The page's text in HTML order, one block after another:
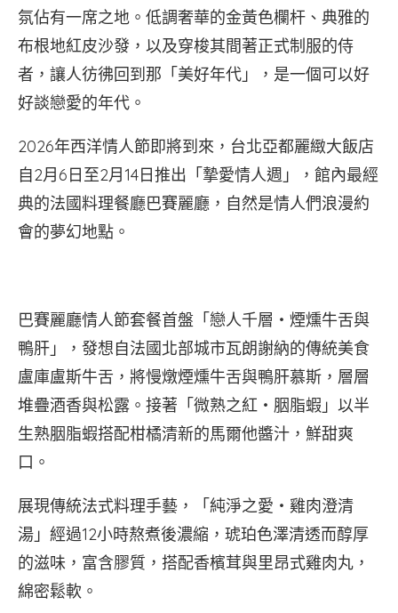
氛佔有一席之地。低調奢華的金黃色欄杆、典雅的
布根地紅皮沙發，以及穿梭其間著正式制服的侍
者，讓人彷彿回到那「美好年代」，是一個可以好
好談戀愛的年代。
2026年西洋情人節即將到來，台北亞都麗緻大飯店
自2月6日至2月14日推出「摯愛情人週」，館內最經
典的法國料理餐廳巴賽麗廳，自然是情人們浪漫約
會的夢幻地點。
巴賽麗廳情人節套餐首盤「戀人千層‧煙燻牛舌與
鴨肝」，發想自法國北部城市瓦朗謝納的傳統美食
盧庫盧斯牛舌，將慢燉煙燻牛舌與鴨肝慕斯，層層
堆疊酒香與松露。接著「微熟之紅‧胭脂蝦」以半
生熟胭脂蝦搭配柑橘清新的馬爾他醬汁，鮮甜爽
口。
展現傳統法式料理手藝，「純淨之愛‧雞肉澄清
湯」經過12小時熬煮後濃縮，琥珀色澤清透而醇厚
的滋味，富含膠質，搭配香檳茸與里昂式雞肉丸，
綿密鬆軟。